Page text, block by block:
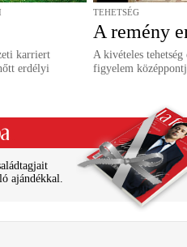
karriert
erdélyi
TEHETSÉG
A remény
A kivételes tehetség
figyelem
ajándékkal.